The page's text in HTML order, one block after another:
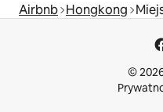
Airbnb Hongkong
©